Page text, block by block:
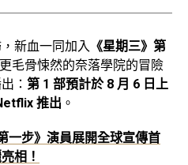
新血一同加入 《星期三》第
毛骨悚然的奈落學院的冒險
： 第 1 部預計於 8 月 6 日上
推出 。
一步》演員展開全球宣傳首
相！